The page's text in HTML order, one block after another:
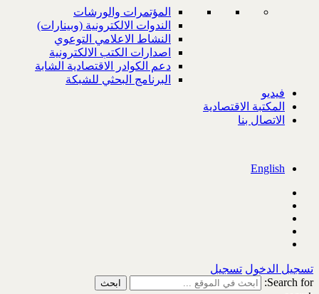
المؤتمرات والورشات
الندوات الالكترونية (وبينارات)
النشاط الاعلامي التوعوي
اصدارات الكتب الالكترونية
دعم الكوادر الاقتصادية الشابة
البرنامج البحثي للشبكة
فيديو
المكتبة الاقتصادية
الاتصال بنا
English
تسجيل الدخول تسجيل
Search for: